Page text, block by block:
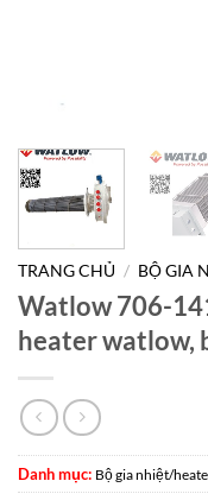
TRANG CHỦ / BỘ GIA
Watlow 706-
heater watlow,
Danh mục: Bộ gia nhiệt/